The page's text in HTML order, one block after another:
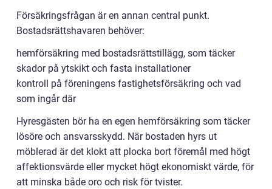
Försäkringsfrågan är en annan central punkt.
Bostadsrättshavaren behöver:
hemförsäkring med bostadsrättstillägg, som täcker
skador på ytskikt och fasta installationer
kontroll på föreningens fastighetsförsäkring och vad
som ingår där
Hyresgästen bör ha en egen hemförsäkring som täcker
lösöre och ansvarsskydd. När bostaden hyrs ut
möblerad är det klokt att plocka bort föremål med högt
affektionsvärde eller mycket högt ekonomiskt värde, för
att minska både oro och risk för tvister.